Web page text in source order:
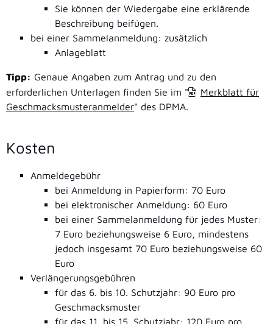
Sie können der Wiedergabe eine erklärende
Beschreibung beifügen.
bei einer Sammelanmeldung: zusätzlich
Anlageblatt
Tipp: Genaue Angaben zum Antrag und zu den
erforderlichen Unterlagen finden Sie im "
Merkblatt für
Geschmacksmusteranmelder" des DPMA.
Kosten
Anmeldegebühr
bei Anmeldung in Papierform: 70 Euro
bei elektronischer Anmeldung: 60 Euro
bei einer Sammelanmeldung für jedes Muster:
7 Euro beziehungsweise 6 Euro, mindestens
jedoch insgesamt 70 Euro beziehungsweise 60
Euro
Verlängerungsgebühren
für das 6. bis 10. Schutzjahr: 90 Euro pro
Geschmacksmuster
für das 11. bis 15. Schutzjahr: 120 Euro pro